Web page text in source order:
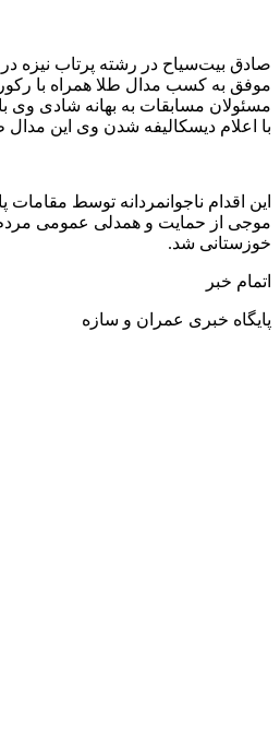
صادق بیت‌سیاح در رشته پرتاب نیزه در
موفق به کسب مدال طلا همراه با
مسئولان مسابقات به بهانه شادی
با اعلام دیسکالیفه شدن وی این مدال
این اقدام ناجوانمردانه توسط مقامات
موجی از حمایت و همدلی عمومی مردم
خوزستانی شد.
اتمام خبر
پایگاه خبری عمران و سازه